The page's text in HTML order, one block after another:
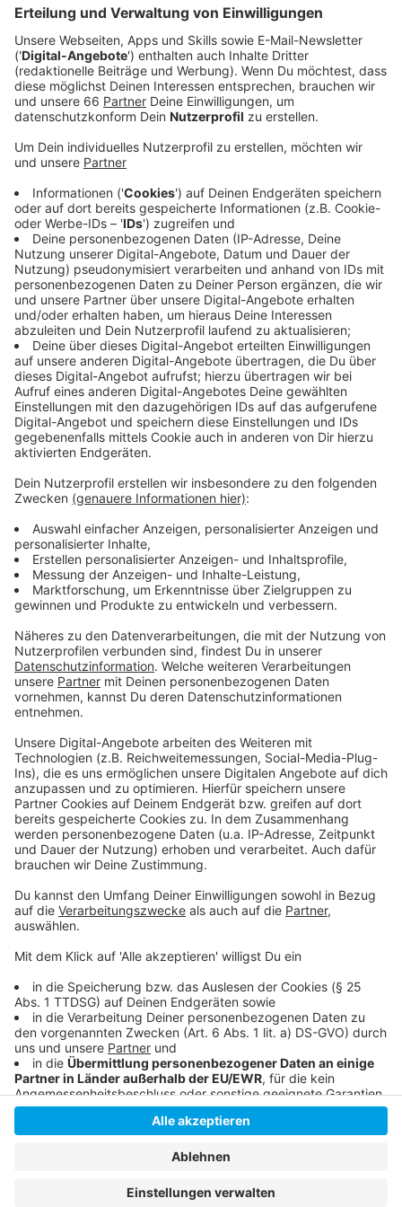
Anzeige
Bei uns in Düsseldorf ist die Inzidenz dagegen
gesunken - um 22 Punkte auf jetzt 685. Heute vor
einer Woche lag dieser Wert mehr als doppelt so hoch.
Außerdem werden heute 258 Neuinfektionen
gemeldet. Das sind rund 80 mehr als heute vor einer
Woche. Zudem werden heute vier weitere Todesfälle
im Zusammenhang mit Corona gemeldet. Damit sind
seit dem Beginn der Pandemie – im März 2020 – 830
Menschen an oder mit Covid-19 verstorben. Dem
Gesundheitssystem droht weiter keine Überlastung.
Aktuell müssen 155 Düsseldorfer mit Corona in einem
Krankenhaus behandelt werden, davon liegen 18 auf
einer Intensivstation. In der Krankenhausstatistik
werden auch Menschen mit positivem Corona-Test
erfasst, die eigentlich eine andere Haupterkrankung
haben - also nicht wegen Corona im Krankenhaus
liegen. Derweil gibt es eine neue Studie zur Impfstoff-
Wirksamkeit: Der nach einer Auffrischimpfung mit dem
Biontech/Pfizer-Vakzin zunächst hohe Schutz gegen
Klinikeinweisungen und Besuche in der Notaufnahme
Monaten. Das geht aus einer im Fachblatt „The Lancet
Respiratory Medicine“ veröffentlichten Untersuchung
aus Südkalifornien hervor. Eine gewisse Wirksamkeit
blieb jedoch auch dann noch erhalten.
Anzeige
Weitere Infos und Links zum Thema
Hier informiert die Stadt
Hier informiert das RKI
Forderungen nach Impfpflicht-Aus für
Klinikpersonal
Anzeige
Anzeige